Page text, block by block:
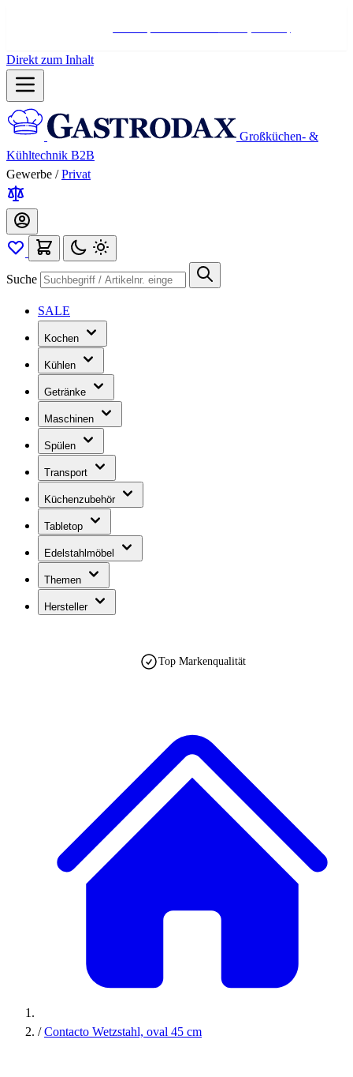
Direkt zum Inhalt
Großküchen- &
Kühltechnik B2B
Gewerbe / Privat
Suche
SALE
Kochen
Kühlen
Getränke
Maschinen
Spülen
Transport
Küchenzubehör
Tabletop
Edelstahlmöbel
Themen
Hersteller
Top Markenqualität
/ Contacto Wetzstahl, oval 45 cm